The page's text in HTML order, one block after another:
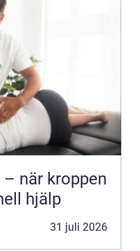
när kroppen
hjälp
31 juli 2026